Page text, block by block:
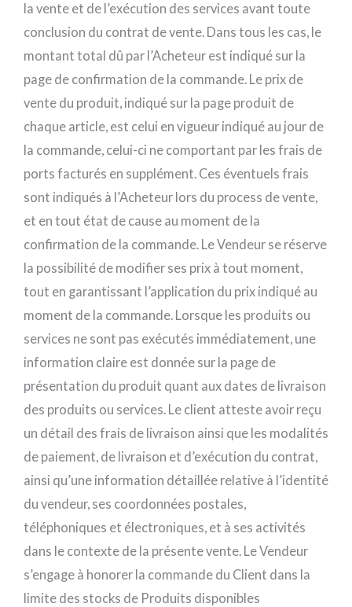
la vente et de l’exécution des services avant toute
conclusion du contrat de vente. Dans tous les cas, le
montant total dû par l’Acheteur est indiqué sur la
page de confirmation de la commande. Le prix de
vente du produit, indiqué sur la page produit de
chaque article, est celui en vigueur indiqué au jour de
la commande, celui-ci ne comportant par les frais de
ports facturés en supplément. Ces éventuels frais
sont indiqués à l’Acheteur lors du process de vente,
et en tout état de cause au moment de la
confirmation de la commande. Le Vendeur se réserve
la possibilité de modifier ses prix à tout moment,
tout en garantissant l’application du prix indiqué au
moment de la commande. Lorsque les produits ou
services ne sont pas exécutés immédiatement, une
information claire est donnée sur la page de
présentation du produit quant aux dates de livraison
des produits ou services. Le client atteste avoir reçu
un détail des frais de livraison ainsi que les modalités
de paiement, de livraison et d’exécution du contrat,
ainsi qu’une information détaillée relative à l’identité
du vendeur, ses coordonnées postales,
téléphoniques et électroniques, et à ses activités
dans le contexte de la présente vente. Le Vendeur
s’engage à honorer la commande du Client dans la
limite des stocks de Produits disponibles